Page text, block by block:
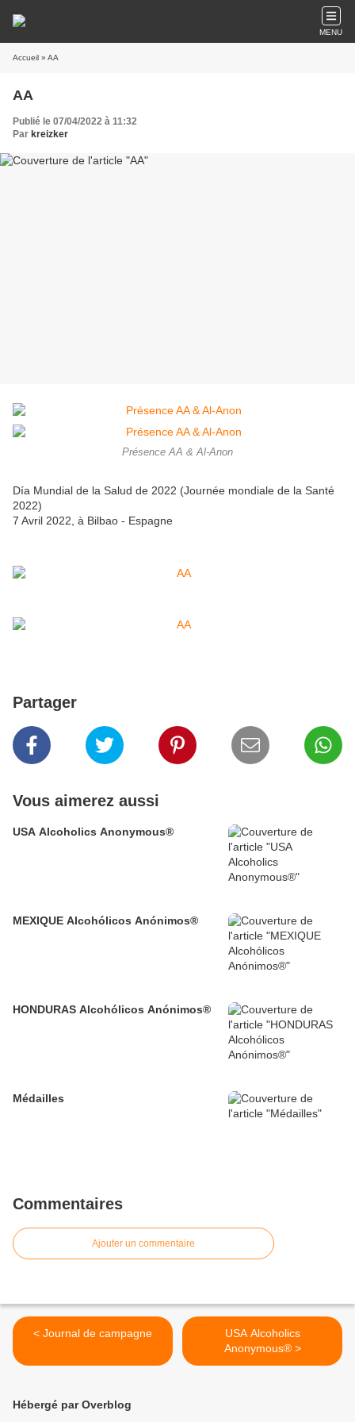
MENU
Accueil » AA
AA
Publié le 07/04/2022 à 11:32
Par kreizker
Présence AA & Al-Anon
Día Mundial de la Salud de 2022 (Journée mondiale de la Santé
2022)
7 Avril 2022, à Bilbao - Espagne
Partager
Vous aimerez aussi
USA Alcoholics Anonymous®
MEXIQUE Alcohólicos Anónimos®
HONDURAS Alcohólicos Anónimos®
Médailles
Commentaires
Ajouter un commentaire
< Journal de campagne
USA Alcoholics
Anonymous® >
Hébergé par Overblog